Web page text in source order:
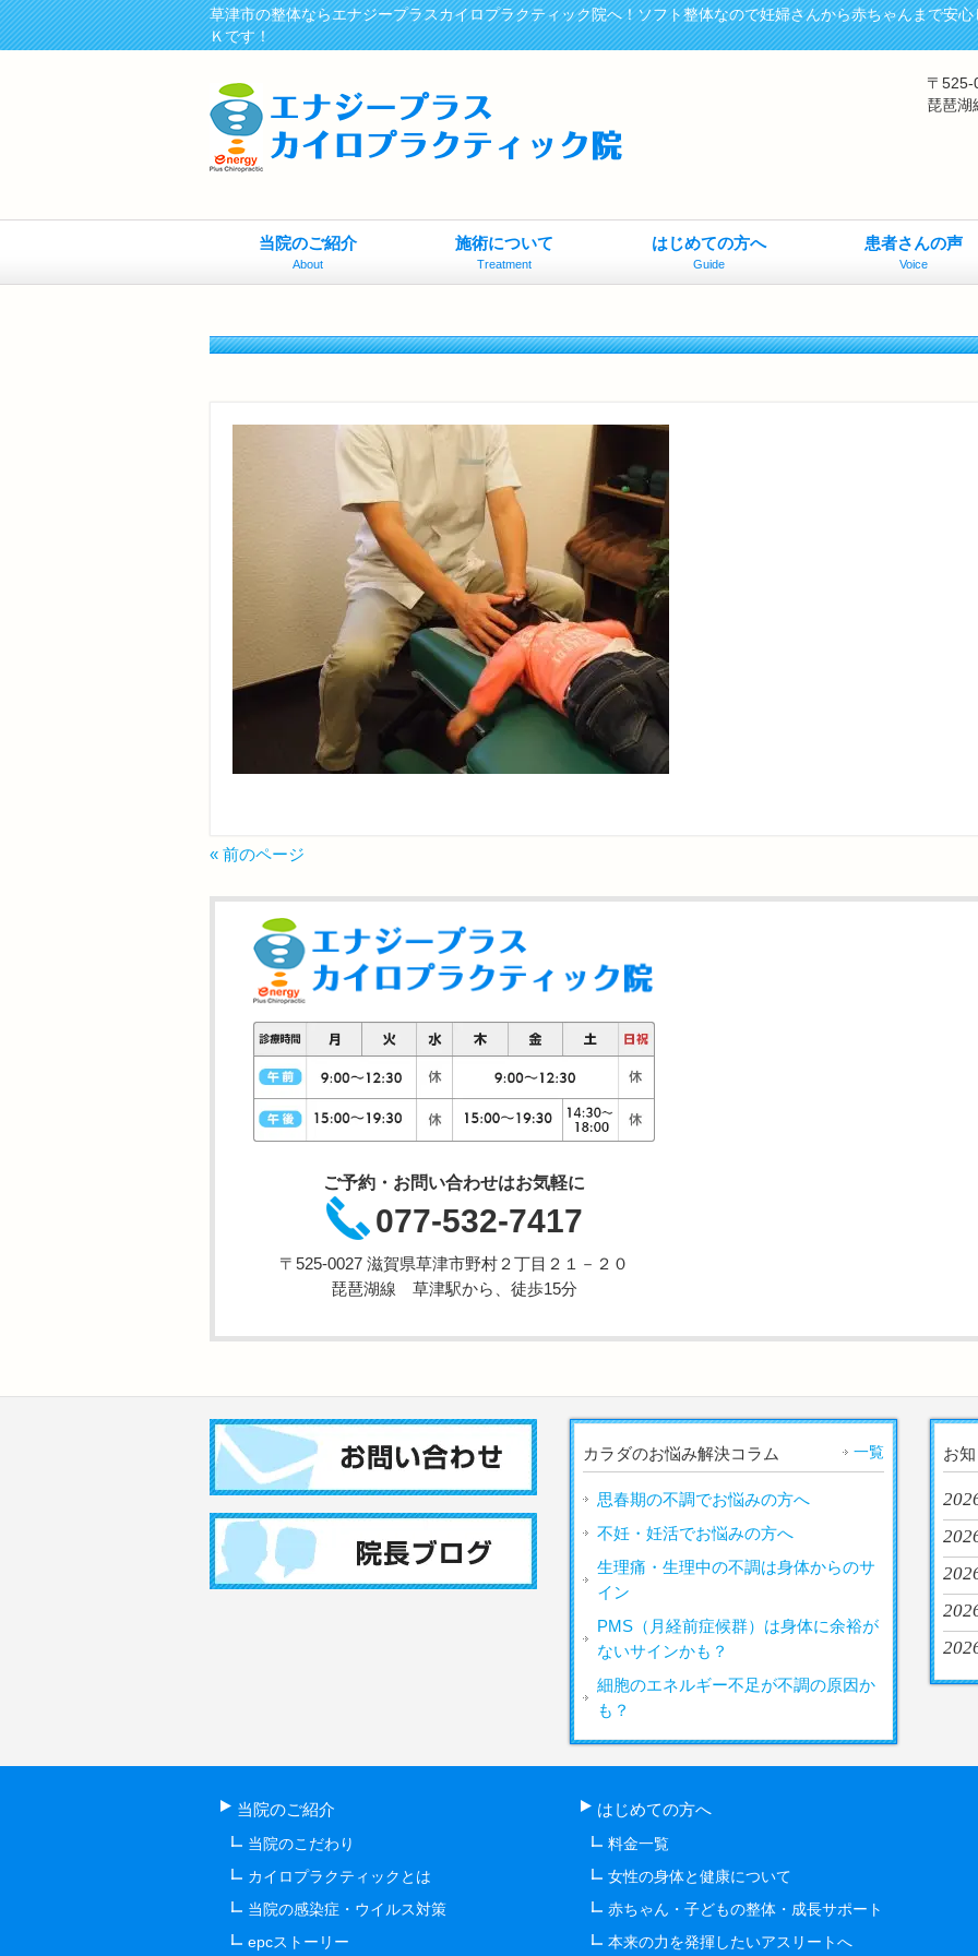
草津市の整体ならエナジープラスカイロプラクティック院へ！ソフト整体なので妊婦さんから赤ちゃんまで安
Ｋです！
〒525-
琵琶
当院のご紹介
About
施術について
Treatment
はじめての方へ
Guide
患者さんの声
Voice
« 前のページ
ご予約・お問い合わせはお気軽に
077-532-7417
〒525-0027 滋賀県草津市野村２丁目２１－２０
琵琶湖線 草津駅から、徒歩15分
カラダのお悩み解決コラム 一覧
思春期の不調でお悩みの方へ
不妊・妊活でお悩みの方へ
生理痛・生理中の不調は身体からのサ
イン
PMS（月経前症候群）は身体に余裕が
ないサインかも？
細胞のエネルギー不足が不調の原因か
も？
お
当院のご紹介
当院のこだわり
カイロプラクティックとは
当院の感染症・ウイルス対策
epcストーリー
はじめての方へ
料金一覧
女性の身体と健康について
赤ちゃん・子どもの整体・成長サポート
本来の力を発揮したいアスリートへ